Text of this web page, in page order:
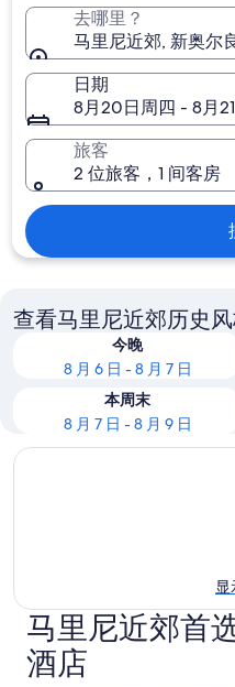
去哪里？
马里尼近郊, 新奥尔
日期
8月20日周四 - 8月
旅客
2 位旅客，1 间客房
查看马里尼近郊历史
今晚
8 月 6 日 - 8 月 7 日
本周末
8 月 7 日 - 8 月 9 日
显
马里尼近郊首
酒店